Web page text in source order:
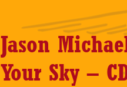
Jason
Your Sky –